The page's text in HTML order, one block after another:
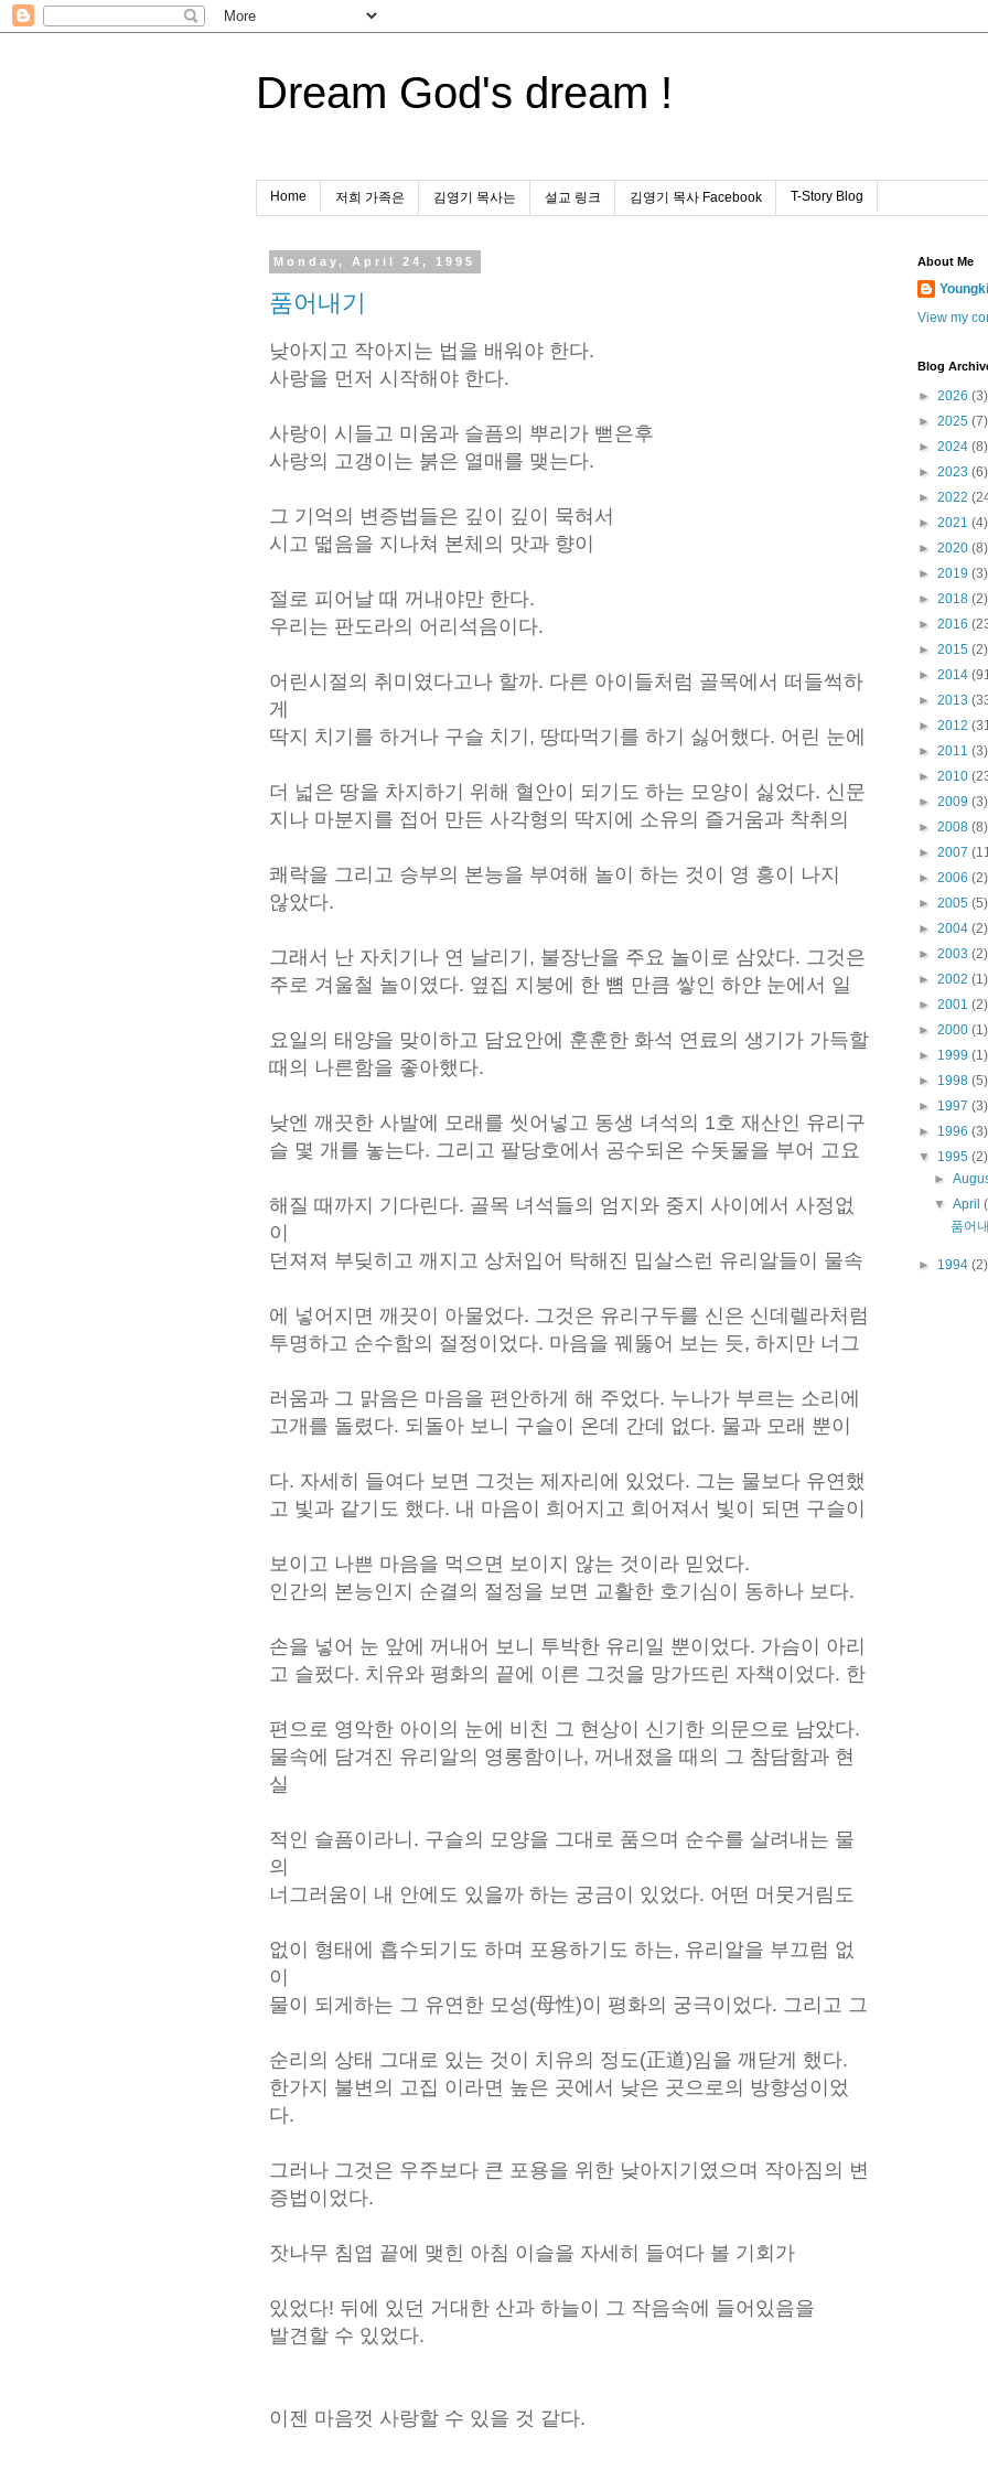
Dream God's dream !
Home 저희 가족은 김영기 목사는 설교 링크 김영기 목사 Facebook T-Story Blog
Monday, April 24, 1995
품어내기
낮아지고 작아지는 법을 배워야 한다.
사랑을 먼저 시작해야 한다.
사랑이 시들고 미움과 슬픔의 뿌리가 뻗은후
사랑의 고갱이는 붉은 열매를 맺는다.
그 기억의 변증법들은 깊이 깊이 묵혀서
시고 떫음을 지나쳐 본체의 맛과 향이
절로 피어날 때 꺼내야만 한다.
우리는 판도라의 어리석음이다.
어린시절의 취미였다고나 할까. 다른 아이들처럼 골목에서 떠들썩하
게
딱지 치기를 하거나 구슬 치기, 땅따먹기를 하기 싫어했다. 어린 눈에
더 넓은 땅을 차지하기 위해 혈안이 되기도 하는 모양이 싫었다. 신문
지나 마분지를 접어 만든 사각형의 딱지에 소유의 즐거움과 착취의
쾌락을 그리고 승부의 본능을 부여해 놀이 하는 것이 영 흥이 나지
않았다.
그래서 난 자치기나 연 날리기, 불장난을 주요 놀이로 삼았다. 그것은
주로 겨울철 놀이였다. 옆집 지붕에 한 뼘 만큼 쌓인 하얀 눈에서 일
요일의 태양을 맞이하고 담요안에 훈훈한 화석 연료의 생기가 가득할
때의 나른함을 좋아했다.
낮엔 깨끗한 사발에 모래를 씻어넣고 동생 녀석의 1호 재산인 유리구
슬 몇 개를 놓는다. 그리고 팔당호에서 공수되온 수돗물을 부어 고요
해질 때까지 기다린다. 골목 녀석들의 엄지와 중지 사이에서 사정없
이
던져져 부딪히고 깨지고 상처입어 탁해진 밉살스런 유리알들이 물속
에 넣어지면 깨끗이 아물었다. 그것은 유리구두를 신은 신데렐라처럼
투명하고 순수함의 절정이었다. 마음을 꿰뚫어 보는 듯, 하지만 너그
러움과 그 맑음은 마음을 편안하게 해 주었다. 누나가 부르는 소리에
고개를 돌렸다. 되돌아 보니 구슬이 온데 간데 없다. 물과 모래 뿐이
다. 자세히 들여다 보면 그것는 제자리에 있었다. 그는 물보다 유연했
고 빛과 같기도 했다. 내 마음이 희어지고 희어져서 빛이 되면 구슬이
보이고 나쁜 마음을 먹으면 보이지 않는 것이라 믿었다.
인간의 본능인지 순결의 절정을 보면 교활한 호기심이 동하나 보다.
손을 넣어 눈 앞에 꺼내어 보니 투박한 유리일 뿐이었다. 가슴이 아리
고 슬펐다. 치유와 평화의 끝에 이른 그것을 망가뜨린 자책이었다. 한
편으로 영악한 아이의 눈에 비친 그 현상이 신기한 의문으로 남았다.
물속에 담겨진 유리알의 영롱함이나, 꺼내졌을 때의 그 참담함과 현
실
적인 슬픔이라니. 구슬의 모양을 그대로 품으며 순수를 살려내는 물
의
너그러움이 내 안에도 있을까 하는 궁금이 있었다. 어떤 머뭇거림도
없이 형태에 흡수되기도 하며 포용하기도 하는, 유리알을 부끄럼 없
이
물이 되게하는 그 유연한 모성(母性)이 평화의 궁극이었다. 그리고 그
순리의 상태 그대로 있는 것이 치유의 정도(正道)임을 깨닫게 했다.
한가지 불변의 고집 이라면 높은 곳에서 낮은 곳으로의 방향성이었
다.
그러나 그것은 우주보다 큰 포용을 위한 낮아지기였으며 작아짐의 변
증법이었다.
잣나무 침엽 끝에 맺힌 아침 이슬을 자세히 들여다 볼 기회가
있었다! 뒤에 있던 거대한 산과 하늘이 그 작음속에 들어있음을
발견할 수 있었다.
이젠 마음껏 사랑할 수 있을 것 같다.
About Me
View my
Blog
► 2026 (3)
► 2025 (7)
► 2024 (8)
► 2023 (6)
► 2022
► 2021 (4)
► 2020 (8)
► 2019 (3)
► 2018 (2)
► 2016
► 2015 (2)
► 2014
► 2013
► 2012
► 2011 (3)
► 2010
► 2009 (3)
► 2008 (8)
► 2007
► 2006 (2)
► 2005 (5)
► 2004 (2)
► 2003 (2)
► 2002 (1)
► 2001 (2)
► 2000 (1)
► 1999 (1)
► 1998 (5)
► 1997 (3)
► 1996 (3)
▼ 1995 (2)
►
▼April
품어
► 1994 (2)